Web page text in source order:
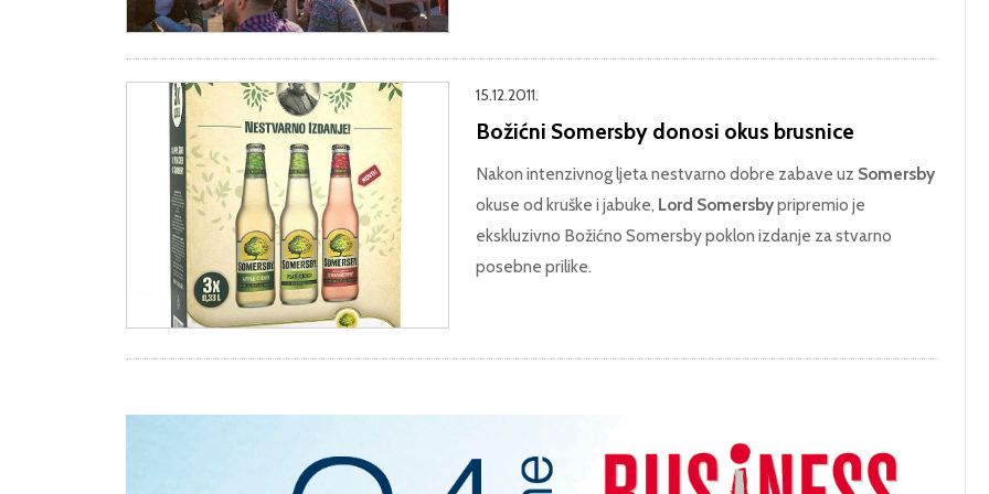
15.12.2011.
Božićni Somersby donosi okus brusnice
Nakon intenzivnog ljeta nestvarno dobre zabave uz Somersby
okuse od kruške i jabuke, Lord Somersbypripremio je
ekskluzivno Božićno Somersby poklon izdanje za stvarno
posebne prilike.